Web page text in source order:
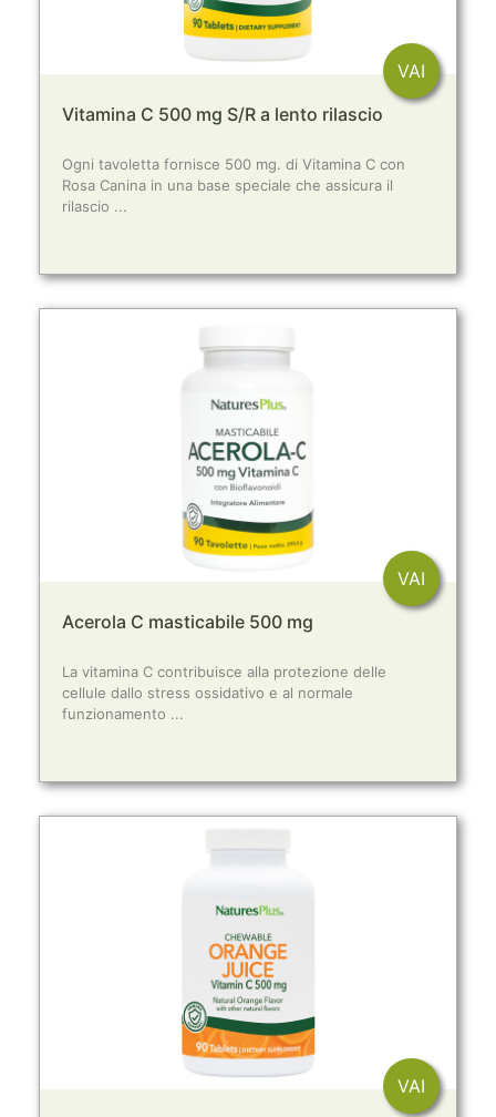
VAI
Vitamina C 500 mg S/R a lento rilascio
Ogni tavoletta fornisce 500 mg. di Vitamina C con
Rosa Canina in una base speciale che assicura il
rilascio ...
VAI
Acerola C masticabile 500 mg
La vitamina C contribuisce alla protezione delle
cellule dallo stress ossidativo e al normale
funzionamento ...
VAI